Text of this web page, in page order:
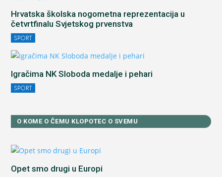
Hrvatska školska nogometna reprezentacija u
četvrtfinalu Svjetskog prvenstva
SPORT
Igračima NK Sloboda medalje i pehari
SPORT
O KOME O ČEMU KLOPOTEC O SVEMU
Opet smo drugi u Europi